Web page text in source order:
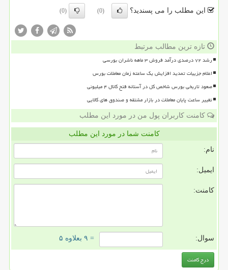
این مطلب را می پسندید؟ (0)
(0)
تازه ترین مطالب مرتبط
رشد ۷۲ درصدی درآمد فروش ۳ ماهه ناشران بورسی
اعلام جزییات تمدید افزایش یک ساعته زمان معاملات بورس
صعود تاریخی بورس شاخص کل در آستانه فتح کانال ۴ میلیونی
تغییر ساعت پایان معاملات در بازار مشتقه و صندوق های کالایی
کامنت کاربران پول من در مورد این مطلب
کامنت شما در مورد این مطلب
نام:
ایمیل:
کامنت:
سوال: = ۹ بعلاوه ۵